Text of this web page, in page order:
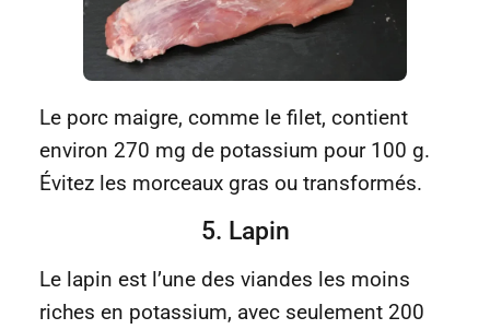
Le porc maigre, comme le filet, contient
environ 270 mg de potassium pour 100 g.
Évitez les morceaux gras ou transformés.
5. Lapin
Le lapin est l’une des viandes les moins
riches en potassium, avec seulement 200